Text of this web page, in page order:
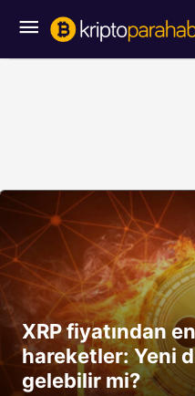
XRP fiyatından
hareketler: Yeni
gelebilir mi?